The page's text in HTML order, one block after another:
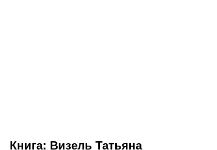
Книга: Визель Татьяна